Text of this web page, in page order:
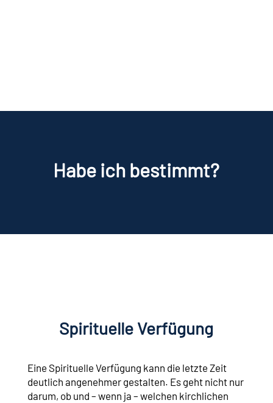
Habe ich bestimmt?
Spirituelle Verfügung
Eine Spirituelle Verfügung kann die letzte Zeit
deutlich angenehmer gestalten. Es geht nicht nur
darum, ob und – wenn ja – welchen kirchlichen